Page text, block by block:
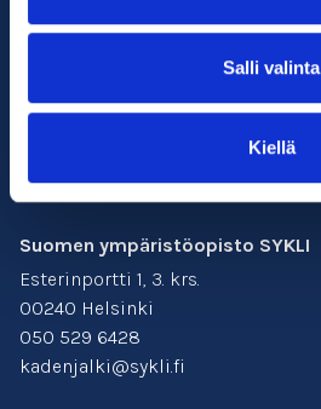
Salli valinta
Kiellä
Suomen ympäristöopisto SYKLI
Esterinportti 1, 3. krs.
00240 Helsinki
050 529 6428
kadenjalki@sykli.fi